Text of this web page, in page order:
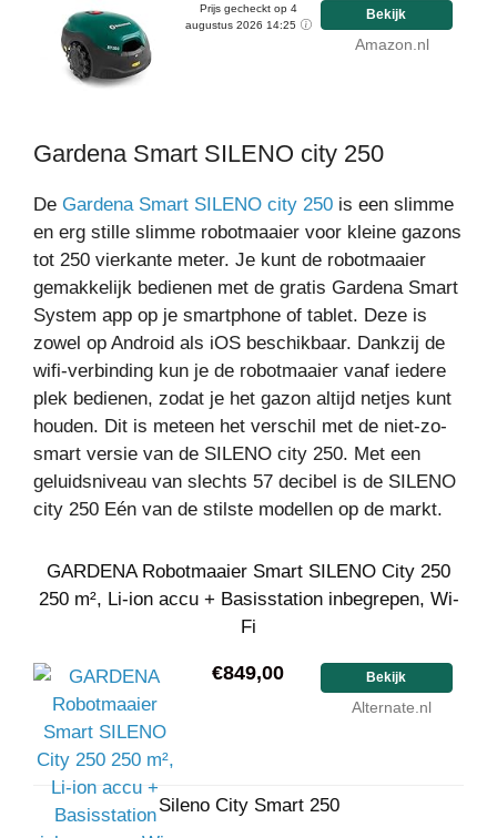
Prijs gecheckt op 4
augustus 2026 14:25
Bekijk
Amazon.nl
Gardena Smart SILENO city 250
De Gardena Smart SILENO city 250 is een slimme
en erg stille slimme robotmaaier voor kleine gazons
tot 250 vierkante meter. Je kunt de robotmaaier
gemakkelijk bedienen met de gratis Gardena Smart
System app op je smartphone of tablet. Deze is
zowel op Android als iOS beschikbaar. Dankzij de
wifi-verbinding kun je de robotmaaier vanaf iedere
plek bedienen, zodat je het gazon altijd netjes kunt
houden. Dit is meteen het verschil met de niet-zo-
smart versie van de SILENO city 250. Met een
geluidsniveau van slechts 57 decibel is de SILENO
city 250 Eén van de stilste modellen op de markt.
GARDENA Robotmaaier Smart SILENO City 250
250 m², Li-ion accu + Basisstation inbegrepen, Wi-
Fi
€849,00 Bekijk
Alternate.nl
Sileno City Smart 250